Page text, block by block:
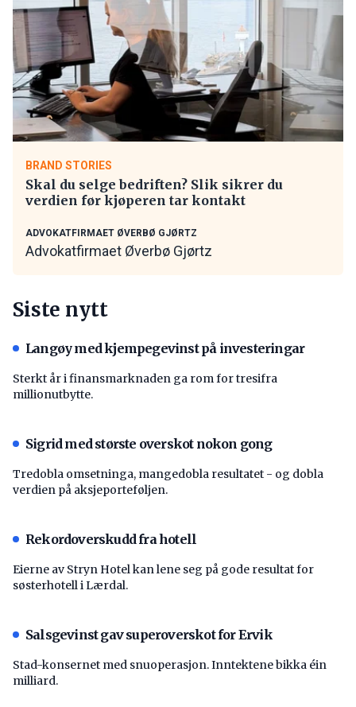
BRAND STORIES
Skal du selge bedriften? Slik sikrer du
verdien før kjøperen tar kontakt
ADVOKATFIRMAET ØVERBØ GJØRTZ
Advokatfirmaet Øverbø Gjørtz
Siste nytt
Langøy med kjempegevinst på investeringar
Sterkt år i finansmarknaden ga rom for tresifra
millionutbytte.
Sigrid med største overskot nokon gong
Tredobla omsetninga, mangedobla resultatet - og dobla
verdien på aksjeporteføljen.
Rekordoverskudd fra hotell
Eierne av Stryn Hotel kan lene seg på gode resultat for
søsterhotell i Lærdal.
Salsgevinst gav superoverskot for Ervik
Stad-konsernet med snuoperasjon. Inntektene bikka éin
milliard.